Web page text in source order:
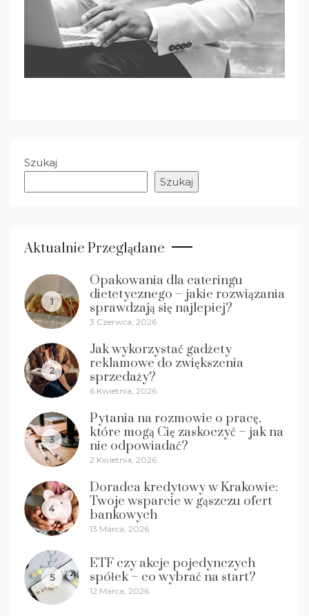
Szukaj
Szukaj
Aktualnie Przeglądane
1
Opakowania dla cateringu
dietetycznego – jakie rozwiązania
sprawdzają się najlepiej?
3 Czerwca, 2026
2
Jak wykorzystać gadżety
reklamowe do zwiększenia
sprzedaży?
6 Kwietnia, 2026
3
Pytania na rozmowie o pracę,
które mogą Cię zaskoczyć – jak na
nie odpowiadać?
2 Kwietnia, 2026
4
Doradca kredytowy w Krakowie:
Twoje wsparcie w gąszczu ofert
bankowych
13 Marca, 2026
5
ETF czy akcje pojedynczych
spółek – co wybrać na start?
12 Marca, 2026